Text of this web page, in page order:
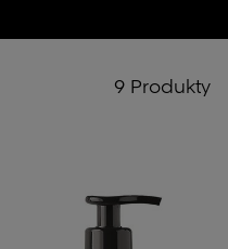
9 Produkty